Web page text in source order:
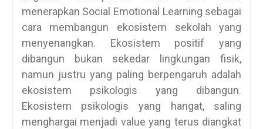
menerapkan Social Emotional Learning sebagai
cara membangun ekosistem sekolah yang
menyenangkan. Ekosistem positif yang
dibangun bukan sekedar lingkungan fisik,
namun justru yang paling berpengaruh adalah
ekosistem psikologis yang dibangun.
Ekosistem psikologis yang hangat, saling
menghargai menjadi value yang terus diangkat